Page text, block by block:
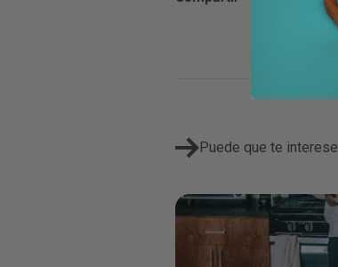
Puede que te interese